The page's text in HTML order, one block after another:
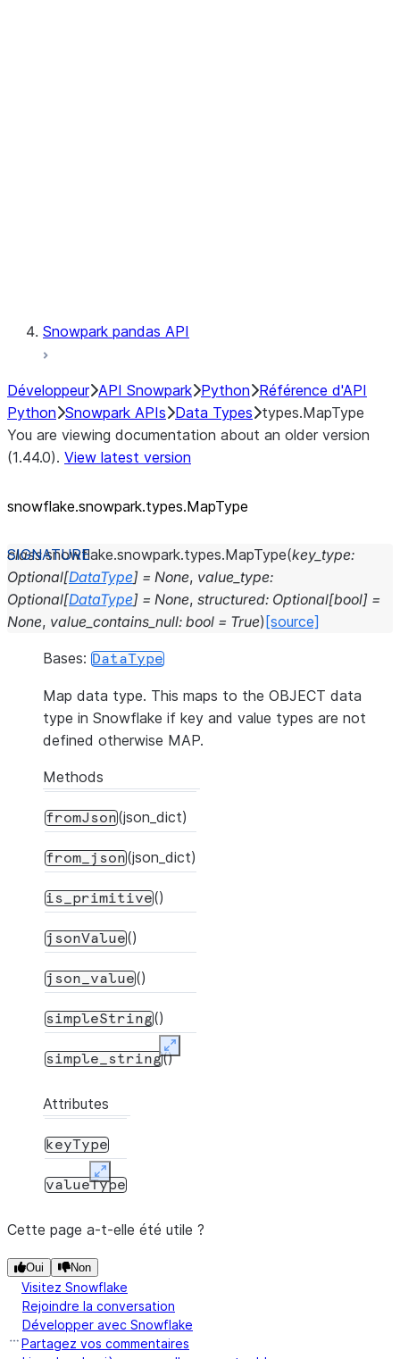
Snowpark pandas API
Développeur API Snowpark Python Référence d'API
Python Snowpark APIs Data Types types.MapType
You are viewing documentation about an older version
(1.44.0). View latest version
snowflake.snowpark.types.MapType
class snowflake.snowpark.types.MapType(key_type:
Optional[DataType] = None, value_type:
Optional[DataType] = None, structured: Optional[bool] =
None, value_contains_null: bool = True) [source]
Bases: DataType
Map data type. This maps to the OBJECT data
type in Snowflake if key and value types are not
defined otherwise MAP.
Methods
fromJson(json_dict)
from_json(json_dict)
is_primitive()
jsonValue()
json_value()
simpleString()
simple_string()Expand
Attributes
keyType
valueType
Expand
Cette page a-t-elle été utile ?
Oui Non
Visitez Snowflake
Rejoindre la conversation
Développer avec Snowflake
Partagez vos commentaires